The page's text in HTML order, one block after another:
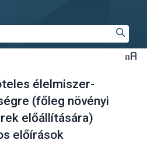
élelmiszer-
(főleg növényi
előállítására)
előírások